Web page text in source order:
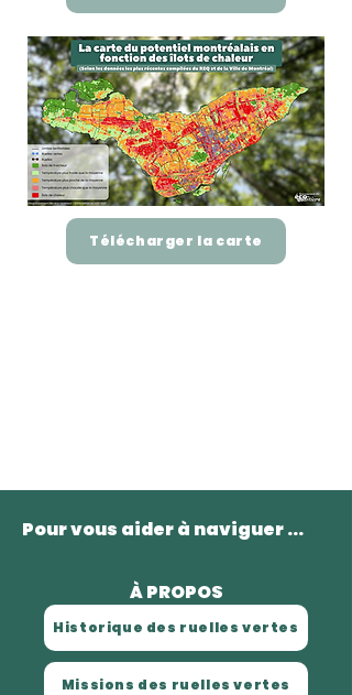
Télécharger la carte
Pour vous aider à naviguer ...
À PROPOS
Historique des ruelles vertes
Missions des ruelles vertes